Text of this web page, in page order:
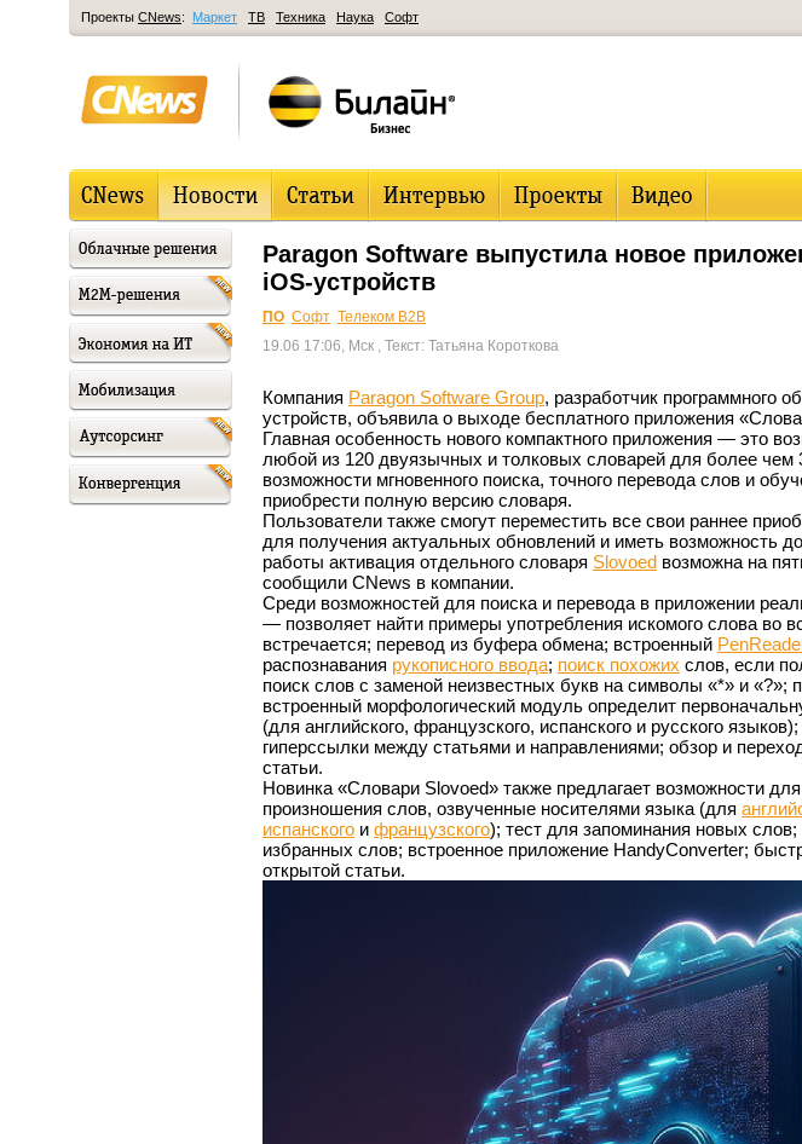
Проекты CNews: Маркет ТВ Техника Наука Софт
Paragon Software выпустила новое
iOS-устройств
ПО Софт Телеком B2B
19.06 17:06, Мск , Текст: Татьяна Короткова
Компания Paragon Software Group, разработчик программного
устройств, объявила о выходе бесплатного приложения
Главная особенность нового компактного приложения — это
любой из 120 двуязычных и толковых словарей для более чем
возможности мгновенного поиска, точного перевода слов и
приобрести полную версию словаря.
Пользователи также смогут переместить все свои раннее
для получения актуальных обновлений и иметь возможность
работы активация отдельного словаря Slovoed возможна на
сообщили CNews в компании.
Среди возможностей для поиска и перевода в приложении
— позволяет найти примеры употребления искомого слова во
встречается; перевод из буфера обмена; встроенный
распознавания рукописного ввода; поиск похожих слов, если
поиск слов с заменой неизвестных букв на символы «*» и
встроенный морфологический модуль определит
(для английского, французского, испанского и русского
гиперссылки между статьями и направлениями; обзор и
статьи.
Новинка «Словари Slovoed» также предлагает возможности
произношения слов, озвученные носителями языка (для
испанского и французского); тест для запоминания новых
избранных слов; встроенное приложение HandyConverter;
открытой статьи.